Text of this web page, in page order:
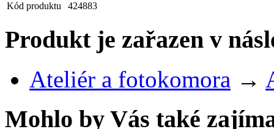
Kód produktu
424883
Produkt je zařazen v
Ateliér a fotokomora →
Mohlo by Vás také